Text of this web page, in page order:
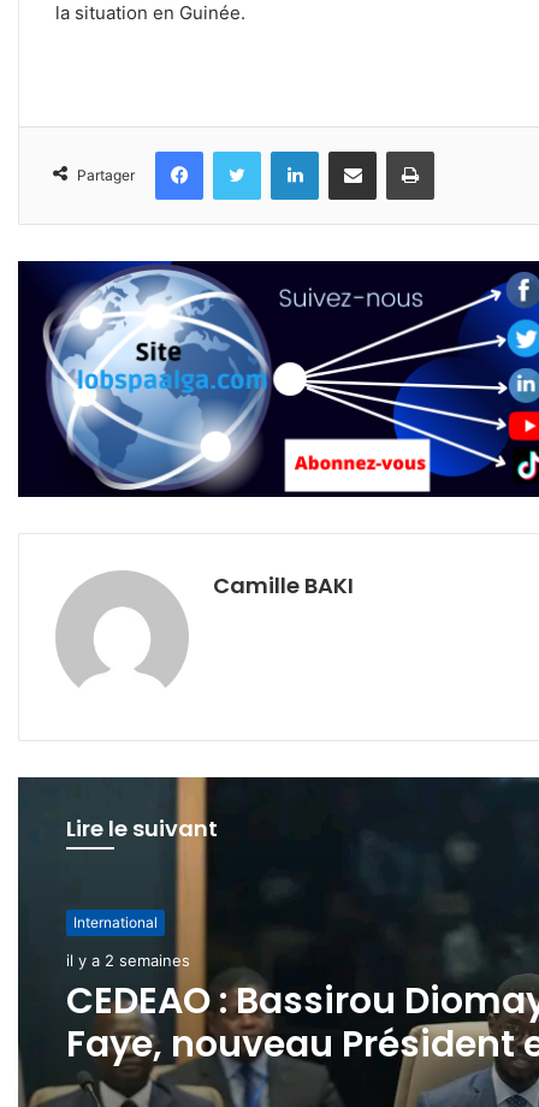
la situation en Guinée.
Partager
FacebookTwitter LinkedinPartager par email Imprimer
Camille BAKI
Lire le suivant
International
il y a 2 semaines
International
il y a 4 semaines
Consultations
diplomatiques